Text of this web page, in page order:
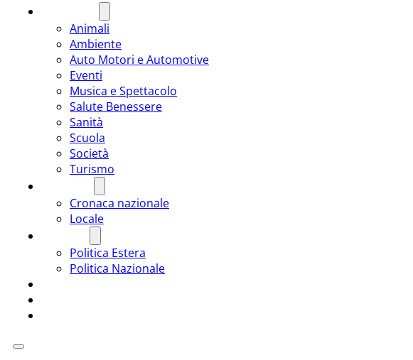
Animali
Ambiente
Auto Motori e Automotive
Eventi
Musica e Spettacolo
Salute Benessere
Sanità
Scuola
Società
Turismo
Cronaca nazionale
Locale
Politica Estera
Politica Nazionale